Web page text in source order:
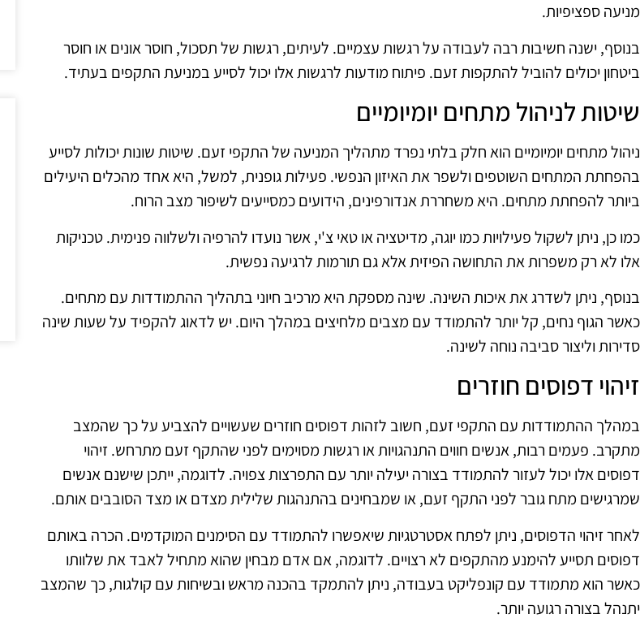
מניעה ספציפיות.
בנוסף, ישנה חשיבות רבה לעבודה על רגשות עצמיים. לעיתים, רגשות של תסכול, חוסר אונים או חוסר
ביטחון יכולים להוביל להתקפות זעם. פיתוח מודעות לרגשות אלו יכול לסייע במניעת התקפים בעתיד.
שיטות לניהול מתחים יומיומיים
ניהול מתחים יומיומיים הוא חלק בלתי נפרד מתהליך המניעה של התקפי זעם. שיטות שונות יכולות לסייע
בהפחתת המתחים השוטפים ולשפר את האיזון הנפשי. פעילות גופנית, למשל, היא אחד מהכלים היעילים
ביותר להפחתת מתחים. היא משחררת אנדורפינים, הידועים כמסייעים לשיפור מצב הרוח.
כמו כן, ניתן לשקול פעילויות כמו יוגה, מדיטציה או טאי צ'י, אשר נועדו להרפיה ולשלווה פנימית. טכניקות
אלו לא רק משפרות את התחושה הפיזית אלא גם תורמות לרגיעה נפשית.
בנוסף, ניתן לשדרג את איכות השינה. שינה מספקת היא מרכיב חיוני בתהליך ההתמודדות עם מתחים.
כאשר הגוף נחים, קל יותר להתמודד עם מצבים מלחיצים במהלך היום. יש לדאוג להקפיד על שעות שינה
סדירות וליצור סביבה נוחה לשינה.
זיהוי דפוסים חוזרים
במהלך ההתמודדות עם התקפי זעם, חשוב לזהות דפוסים חוזרים שעשויים להצביע על כך שהמצב
מתקרב. פעמים רבות, אנשים חווים התנהגויות או רגשות מסוימים לפני שהתקף זעם מתרחש. זיהוי
דפוסים אלו יכול לעזור להתמודד בצורה יעילה יותר עם התפרצות צפויה. לדוגמה, ייתכן שישנם אנשים
שמרגישים מתח גובר לפני התקף זעם, או שמבחינים בהתנהגות שלילית מצדם או מצד הסובבים אותם.
לאחר זיהוי הדפוסים, ניתן לפתח אסטרטגיות שיאפשרו להתמודד עם הסימנים המוקדמים. הכרה באותם
דפוסים תסייע להימנע מהתקפים לא רצויים. לדוגמה, אם אדם מבחין שהוא מתחיל לאבד את שלוותו
כאשר הוא מתמודד עם קונפליקט בעבודה, ניתן להתמקד בהכנה מראש ובשיחות עם קולגות, כך שהמצב
יתנהל בצורה רגועה יותר.